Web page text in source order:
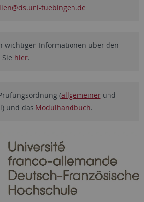
@ds.uni-tuebingen.de
wichtigen Informationen über den
hier.
(allgemeinerund
und das Modulhandbuch.